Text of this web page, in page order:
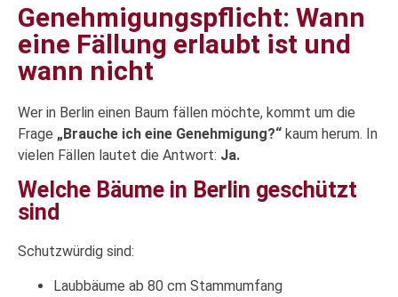
Genehmigungspflicht: Wann
eine Fällung erlaubt ist und
wann nicht
Wer in Berlin einen Baum fällen möchte, kommt um die
Frage „Brauche ich eine Genehmigung?“ kaum herum. In
vielen Fällen lautet die Antwort: Ja.
Welche Bäume in Berlin geschützt
sind
Schutzwürdig sind:
Laubbäume ab 80 cm Stammumfang